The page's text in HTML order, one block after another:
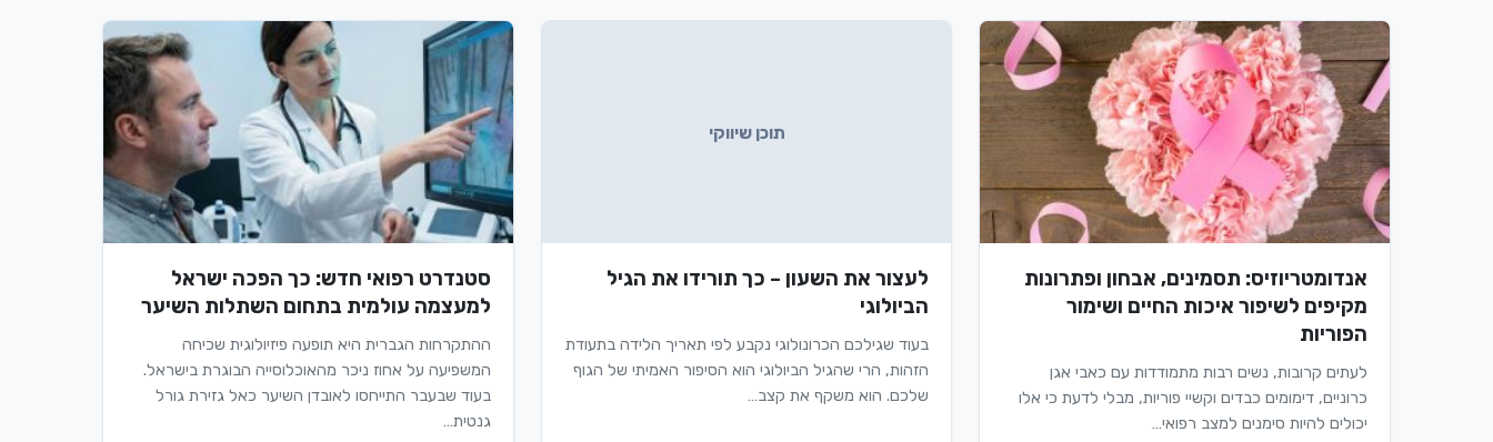
אנדומטריוזיס: תסמינים, אבחון ופתרונות
מקיפים לשיפור איכות החיים ושימור
הפוריות
לעתים קרובות, נשים רבות מתמודדות עם כאבי אגן
כרוניים, דימומים כבדים וקשיי פוריות, מבלי לדעת כי אלו
יכולים להיות סימנים למצב רפואי…
תוכן שיווקי
לעצור את השעון – כך תורידו את הגיל
הביולוגי
בעוד שגילכם הכרונולוגי נקבע לפי תאריך הלידה בתעודת
הזהות, הרי שהגיל הביולוגי הוא הסיפור האמיתי של הגוף
שלכם. הוא משקף את קצב…
סטנדרט רפואי חדש: כך הפכה ישראל
למעצמה עולמית בתחום השתלות השיער
ההתקרחות הגברית היא תופעה פיזיולוגית שכיחה
המשפיעה על אחוז ניכר מהאוכלוסייה הבוגרת בישראל.
בעוד שבעבר התייחסו לאובדן השיער כאל גזירת גורל
גנטית…